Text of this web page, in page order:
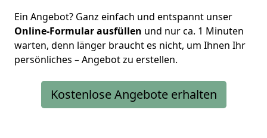
Ein Angebot? Ganz einfach und entspannt unser
Online-Formular ausfüllen und nur ca. 1 Minuten
warten, denn länger braucht es nicht, um Ihnen Ihr
persönliches – Angebot zu erstellen.
Kostenlose Angebote erhalten